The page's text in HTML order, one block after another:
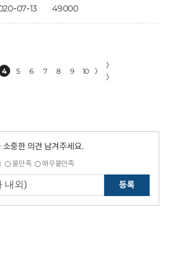
07-13 49000
4 5 6 7 8 9 10 〉
〉
〉
중한 의견 남겨주세요.
불만족 매우불만족
등록